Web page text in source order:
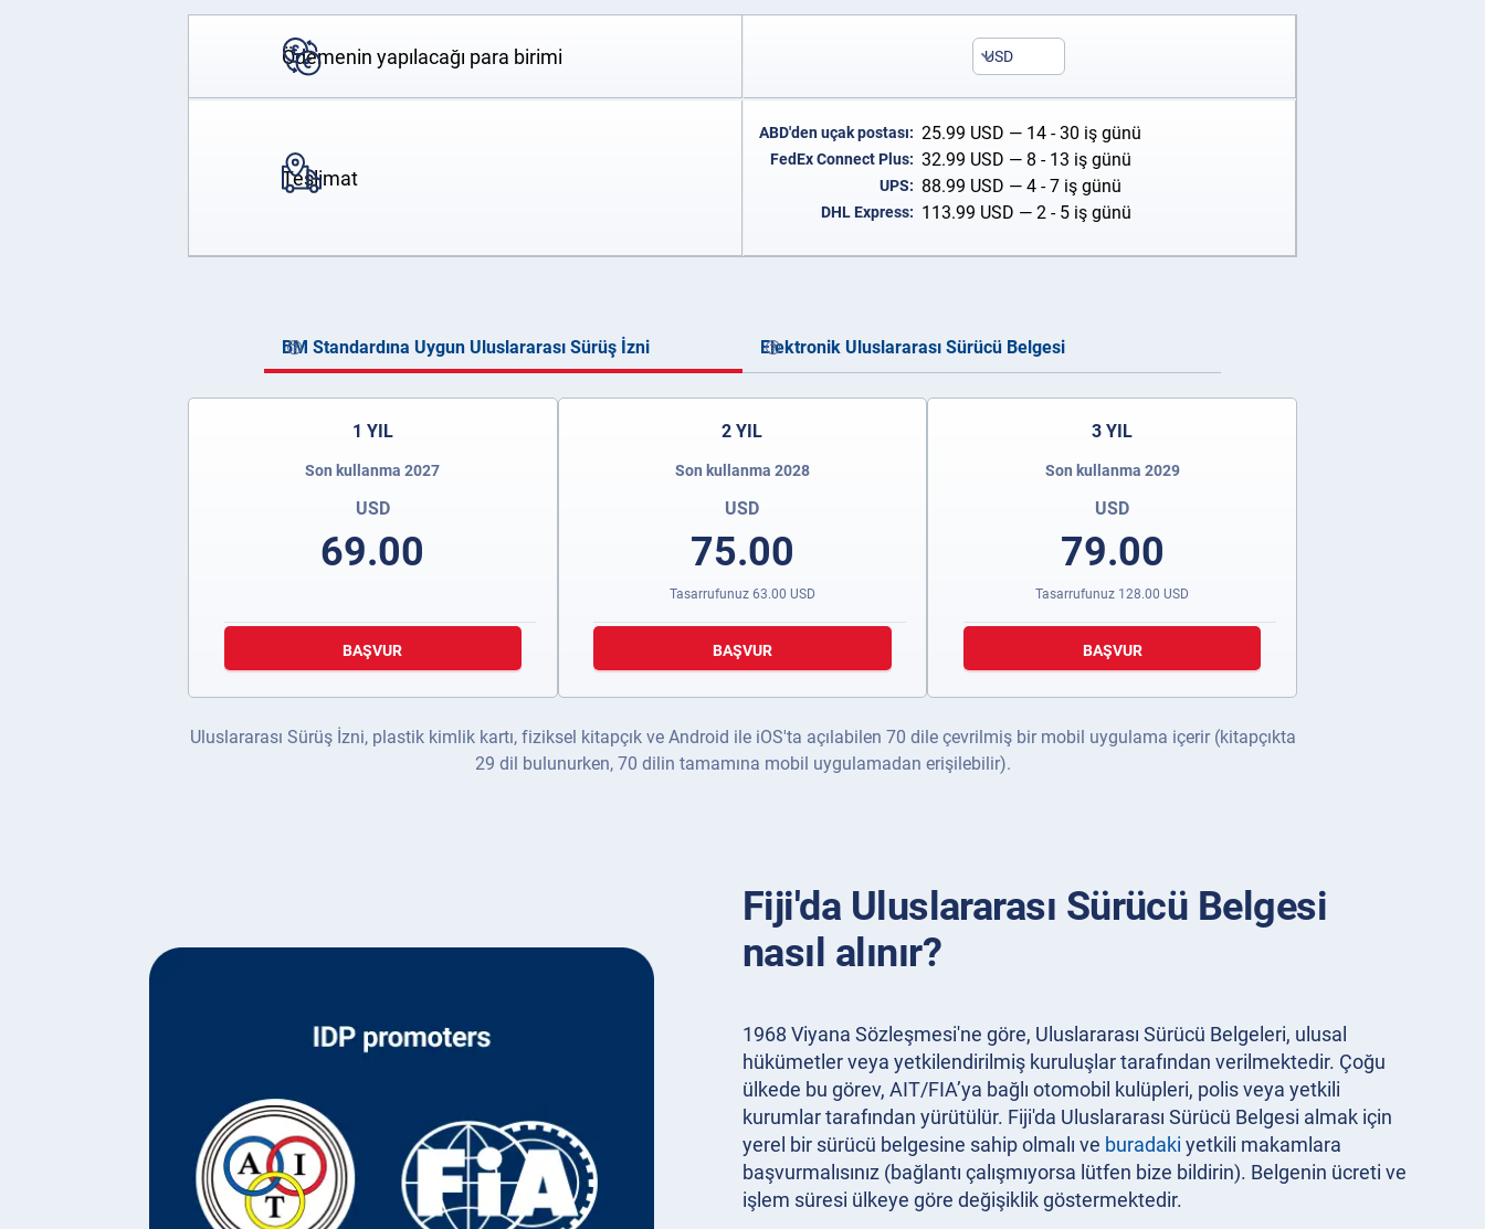
Ödemenin yapılacağı para birimi USD
Teslimat
ABD'den uçak postası: 25.99 USD — 14 - 30 iş günü
FedEx Connect Plus: 32.99 USD — 8 - 13 iş günü
UPS: 88.99 USD — 4 - 7 iş günü
DHL Express: 113.99 USD — 2 - 5 iş günü
BM Standardına Uygun Uluslararası Sürüş İzni Elektronik Uluslararası Sürücü Belgesi
1 YIL
Son kullanma 2027
USD
69.00
BAŞVUR
2 YIL
Son kullanma 2028
USD
75.00
Tasarrufunuz 63.00 USD
BAŞVUR
3 YIL
Son kullanma 2029
USD
79.00
Tasarrufunuz 128.00 USD
BAŞVUR
Uluslararası Sürüş İzni, plastik kimlik kartı, fiziksel kitapçık ve Android ile iOS'ta açılabilen 70 dile çevrilmiş bir mobil uygulama içerir (kitapçıkta
29 dil bulunurken, 70 dilin tamamına mobil uygulamadan erişilebilir).
Fiji'da Uluslararası Sürücü Belgesi
nasıl alınır?
1968 Viyana Sözleşmesi'ne göre, Uluslararası Sürücü Belgeleri, ulusal
hükümetler veya yetkilendirilmiş kuruluşlar tarafından verilmektedir. Çoğu
ülkede bu görev, AIT/FIA’ya bağlı otomobil kulüpleri, polis veya yetkili
kurumlar tarafından yürütülür. Fiji'da Uluslararası Sürücü Belgesi almak için
yerel bir sürücü belgesine sahip olmalı ve buradaki yetkili makamlara
başvurmalısınız (bağlantı çalışmıyorsa lütfen bize bildirin). Belgenin ücreti ve
işlem süresi ülkeye göre değişiklik göstermektedir.